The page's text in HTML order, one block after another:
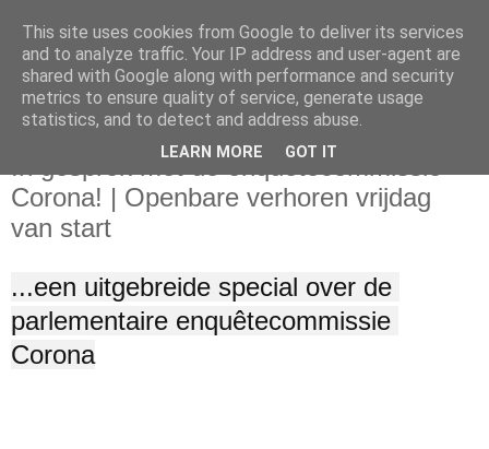
woensdag 27 mei 2026
In gesprek met de enquêtecommissie
Corona! | Openbare verhoren vrijdag
van start
...een uitgebreide special over de
parlementaire enquêtecommissie
Corona
This site uses cookies from Google to deliver its services
and to analyze traffic. Your IP address and user-agent are
shared with Google along with performance and security
metrics to ensure quality of service, generate usage
statistics, and to detect and address abuse.
LEARN MORE GOT IT